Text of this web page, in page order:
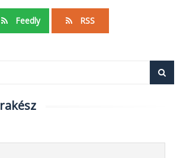
Feedly RSS